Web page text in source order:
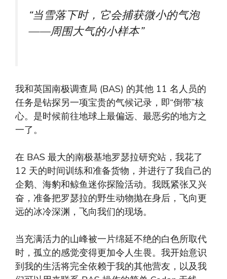
“当雪落下时，它会捕获微小的气泡
——周围大气的小样本”
我和英国南极调查局 (BAS) 的其他 11 名人员的
任务是钻探另一项宝贵的气候记录，即“倒带”核
心。是时候前往地球上最偏远、最恶劣的地方之
一了。
在 BAS 最大的南极基地罗瑟拉研究站，我花了
12 天的时间训练和准备货物，并进行了我自己的
企鹅、海豹和鲸鱼迷你探险活动。我既紧张又兴
奋，准备把罗瑟拉的野生动物抛在身后，飞向更
远的冰冷深渊，飞向我们的现场。
当充满活力的山峰被一片绵延不绝的白色所取代
时，孤立的感觉变得更加令人生畏。我开始意识
到我的生活将完全依赖于我的其他营友，以及我